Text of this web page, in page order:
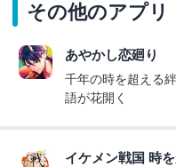
その他のアプリ
あやかし恋廻り
千年の時を超える
語が花開く
イケメン戦国 時